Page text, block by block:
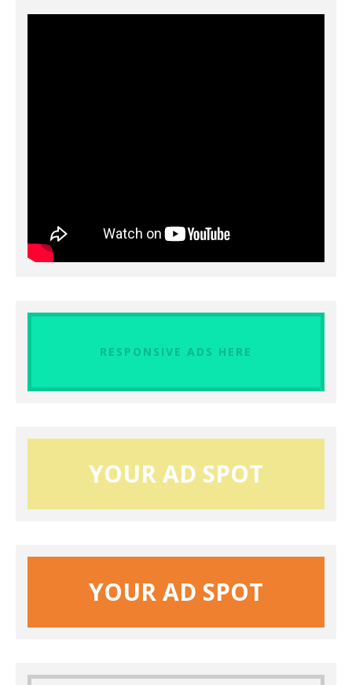
RESPONSIVE ADS HERE
YOUR AD SPOT
YOUR AD SPOT